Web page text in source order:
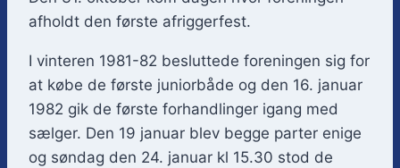
afholdt den første afriggerfest.
I vinteren 1981-82 besluttede foreningen sig for
at købe de første juniorbåde og den 16. januar
1982 gik de første forhandlinger igang med
sælger. Den 19 januar blev begge parter enige
og søndag den 24. januar kl 15.30 stod de